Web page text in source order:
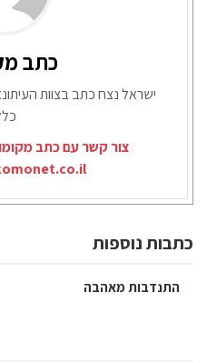
כתב
ישראל נצח כתב בצוות
צור קשר עם כתב
כתבות נוספות
התנדבות מאהבה